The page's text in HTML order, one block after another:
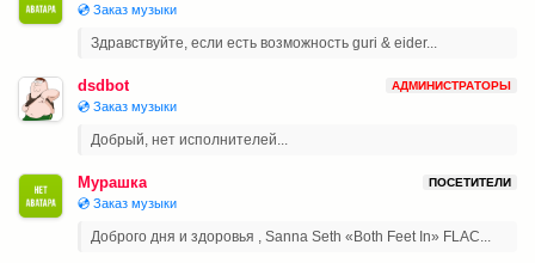
💿 Заказ музыки
Здравствуйте, если есть возможность guri & eider...
dsdbot АДМИНИСТРАТОРЫ
💿 Заказ музыки
Добрый, нет исполнителей...
Мурашка ПОСЕТИТЕЛИ
💿 Заказ музыки
Доброго дня и здоровья , Sanna Seth «Both Feet In» FLAC...